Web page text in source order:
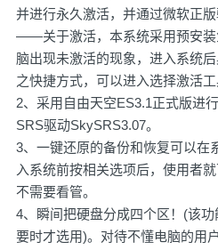
并进行永久激活，并通过微软正版
——关于激活，本系统采用预安装
脑出现未激活的现象，进入系统
之快捷方式，可以进入选择激活工
2、采用自由天空ES3.1正式版进
SRS驱动SkySRS3.07。
3、一键还原的备份和恢复可以在
入系统前按相关选项后，使用者
不需要看管。
4、瞬间把硬盘分成四个区！(该
要时才选用)。对待不懂电脑的用